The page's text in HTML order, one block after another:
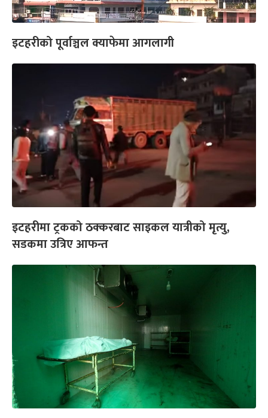
इटहरीको पूर्वाञ्चल क्याफेमा आगलागी
इटहरीमा ट्रकको ठक्करबाट साइकल यात्रीको मृत्यु,
सडकमा उत्रिए आफन्त